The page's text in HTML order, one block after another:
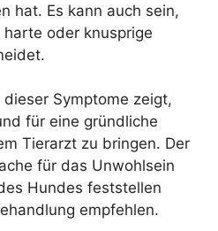
hat. Es kann auch sein,
oder knusprige
Symptome zeigt,
für eine gründliche
Tierarzt zu bringen. Der
für das Unwohlsein
Hundes feststellen
empfehlen.